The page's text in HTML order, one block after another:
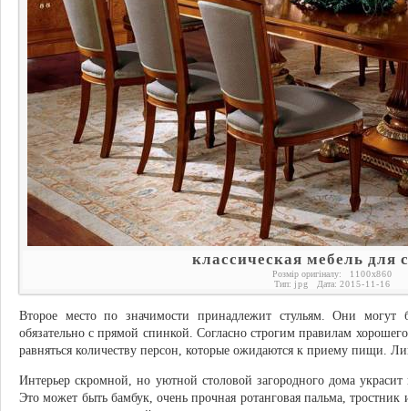
классическая мебель для
Розмір оригіналу: 1100x860
Тип: jpg Дата: 2015-11-16
Второе место по значимости принадлежит стульям. Они
обязательно с прямой спинкой. Согласно строгим правилам
равняться количеству персон, которые ожидаются к приему пищи.
Интерьер скромной, но уютной столовой загородного дома
Это может быть бамбук, очень прочная ротанговая пальма,